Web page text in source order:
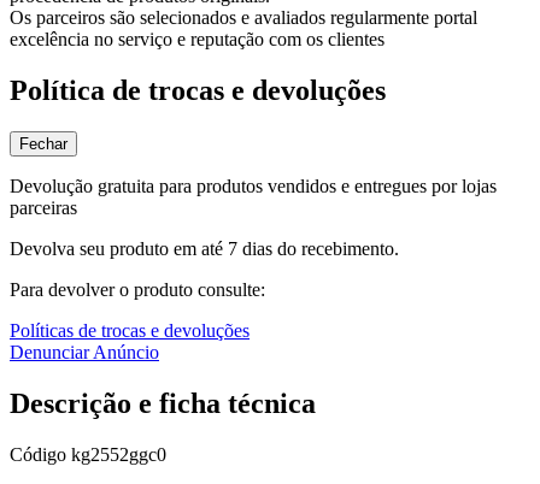
Os parceiros são selecionados e avaliados regularmente portal
excelência no serviço e reputação com os clientes
Política de trocas e devoluções
Fechar
Devolução gratuita para produtos vendidos e entregues por lojas
parceiras
Devolva seu produto em até 7 dias do recebimento.
Para devolver o produto consulte:
Políticas de trocas e devoluções
Denunciar Anúncio
Descrição e ficha técnica
Código kg2552ggc0